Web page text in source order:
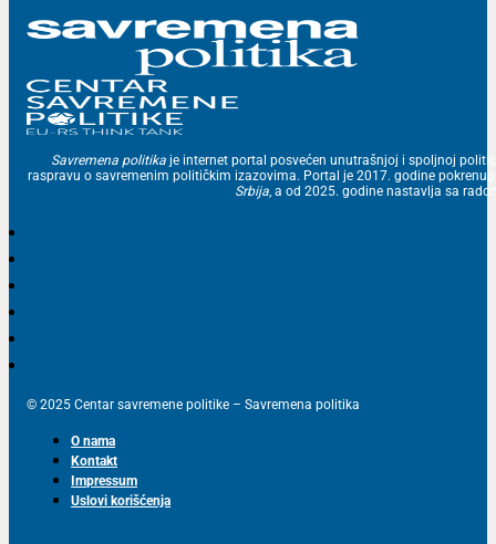
Savremena politika je internet portal posvećen unutrašnjoj i spoljnoj
raspravu o savremenim političkim izazovima. Portal je 2017. godine
Srbija, a od 2025. godine nastavlja sa
© 2025 Centar savremene politike – Savremena politika
O nama
Kontakt
Impressum
Uslovi korišćenja